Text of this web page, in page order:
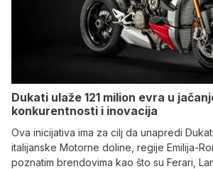
Dukati ulaže 121 milion evra u
konkurentnosti i inovacija
Ova inicijativa ima za cilj da unapredi
italijanske Motorne doline, regije Emilija-
poznatim brendovima kao što su Ferari,